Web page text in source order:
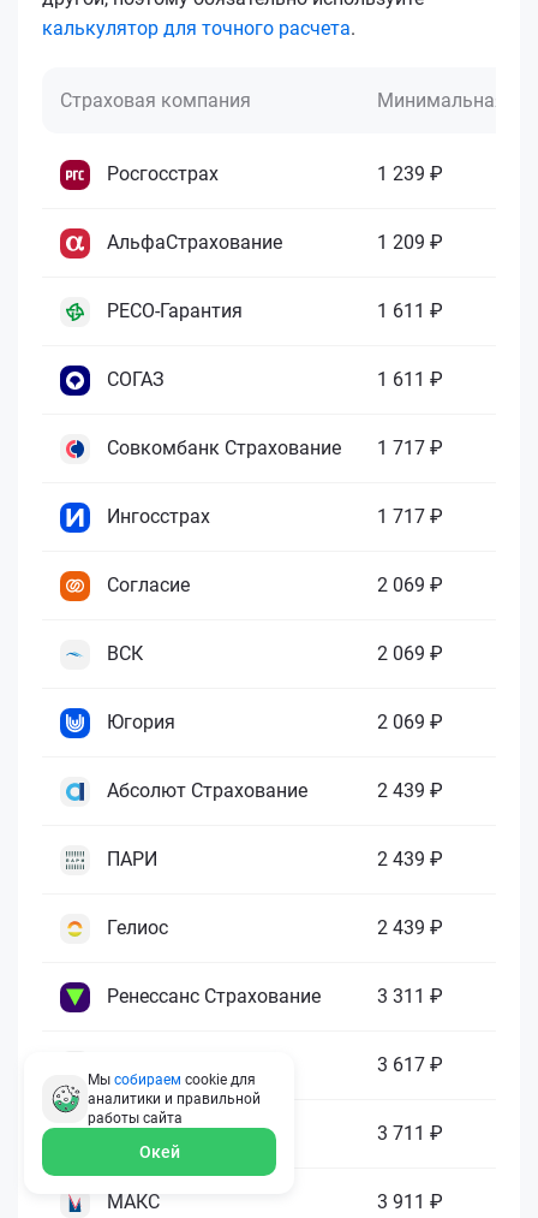
калькулятор для точного расчета.
Страховая компания Минимальная
Росгосстрах 1 239 ₽
АльфаСтрахование 1 209 ₽
РЕСО-Гарантия 1 611 ₽
СОГАЗ 1 611 ₽
Совкомбанк Страхование 1 717 ₽
Ингосстрах 1 717 ₽
Согласие 2 069 ₽
ВСК 2 069 ₽
Югория 2 069 ₽
Абсолют Страхование 2 439 ₽
ПАРИ 2 439 ₽
Гелиос 2 439 ₽
Ренессанс Страхование 3 311 ₽
3 617 ₽
ГАЙДЕ 3 711 ₽
МАКС 3 911 ₽
Мы собираем cookie для
аналитики и правильной
работы сайта
Окей